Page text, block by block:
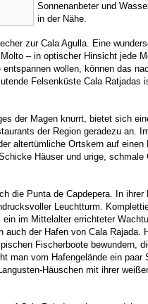
Sonnenanbeter und
in der Nähe.
zur Cala Agulla. Eine
– in optischer Hinsicht jede
wollen, können das
Felsenküste Cala Ratjadas
der Magen knurrt, bietet sich
der Region geradezu an.
altertümliche Ortskern auf einen
Häuser und urige, schmale
die Punta de Capdepera. In ihrer
Leuchtturm.
im Mittelalter errichteter
auch der Hafen von Cala Rajada.
Fischerboote bewundern,
man vom Hafengelände ein paar
Häuschen mit ihrer